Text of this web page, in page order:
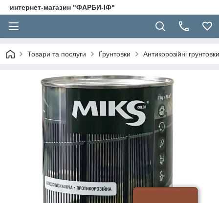
интернет-магазин "ФАРБИ-ІФ"
Товари та послуги Ґрунтовки Антикорозійні